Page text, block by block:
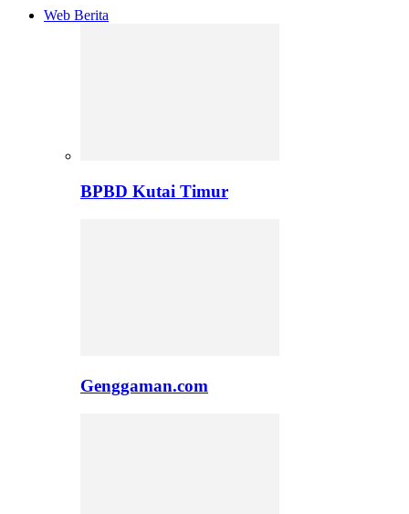
Web Berita
BPBD Kutai Timur
Genggaman.com